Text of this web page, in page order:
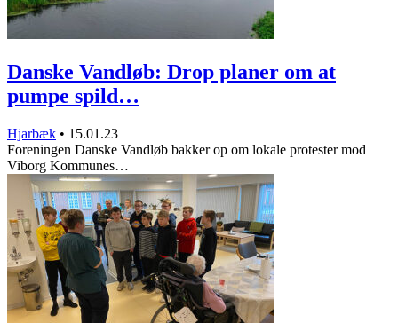
Danske Vandløb: Drop planer om at
pumpe spild…
Hjarbæk • 15.01.23
Foreningen Danske Vandløb bakker op om lokale protester mod
Viborg Kommunes…